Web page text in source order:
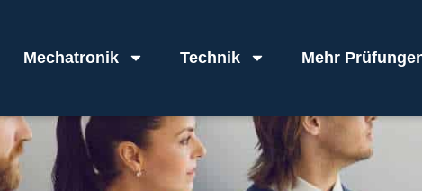
Mechatronik Technik Mehr